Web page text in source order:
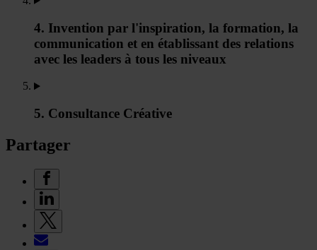
4. Invention par l'inspiration, la formation, la
communication et en établissant des relations
avec les leaders à tous les niveaux
5. Consultance Créative
Partager